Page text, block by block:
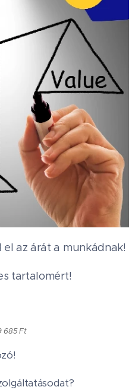
az árát a munkádnak!
tartalomért!
685 Ft